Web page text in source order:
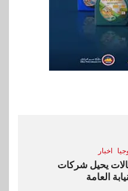
والبترول يبحثان
الطاقة
مستقبل الملاحة
اخبار
يحيل شركات
العامة